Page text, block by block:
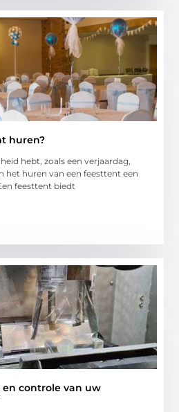
huren?
hebt, zoals een verjaardag,
het huren van een feesttent een
feesttent biedt
controle van uw